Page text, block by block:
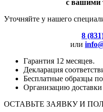
с вашими
Уточняйте у нашего
8
или
Гарантия 12 месяцев.
Декларация
Бесплатные образцы
Организацию доставки
ОСТАВЬТЕ ЗАЯВКУ И